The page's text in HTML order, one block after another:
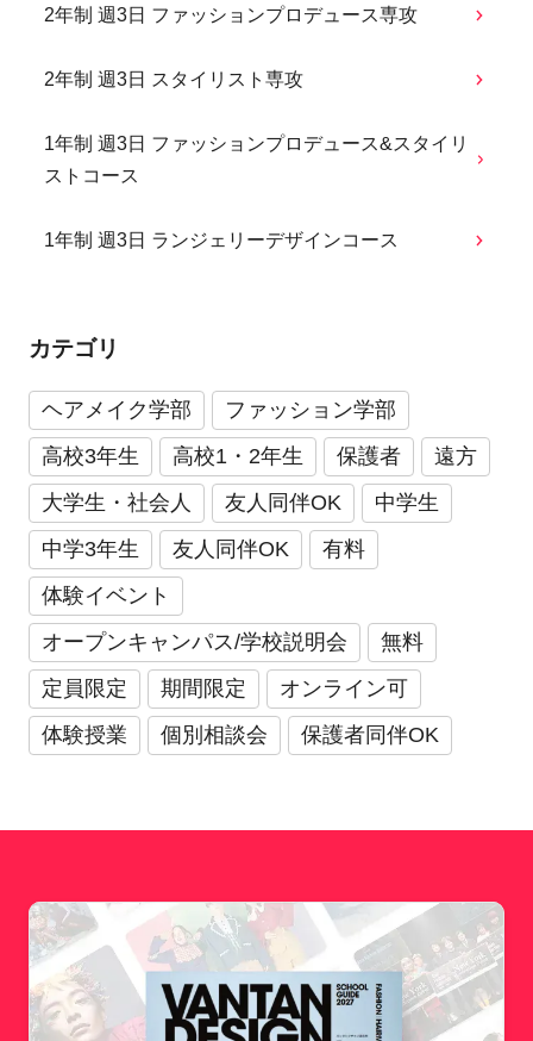
2年制 週3日 ファッションプロデュース専攻
2年制 週3日 スタイリスト専攻
1年制 週3日 ファッションプロデュース&スタイリ
ストコース
1年制 週3日 ランジェリーデザインコース
カテゴリ
ヘアメイク学部
ファッション学部
高校3年生
高校1・2年生 保護者
遠方
大学生・社会人
友人同伴OK
中学生
中学3年生
友人同伴OK
有料
体験イベント
オープンキャンパス/学校説明会
無料
定員限定
期間限定
オンライン可
体験授業
個別相談会 保護者同伴OK